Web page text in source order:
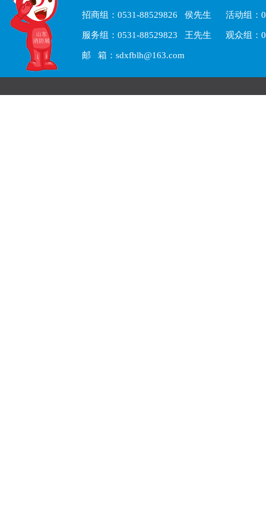
招商组：0531-88529826 侯先生 活动组：
服务组：0531-88529823 王先生 观众组：
邮 箱：sdxfblh@163.com